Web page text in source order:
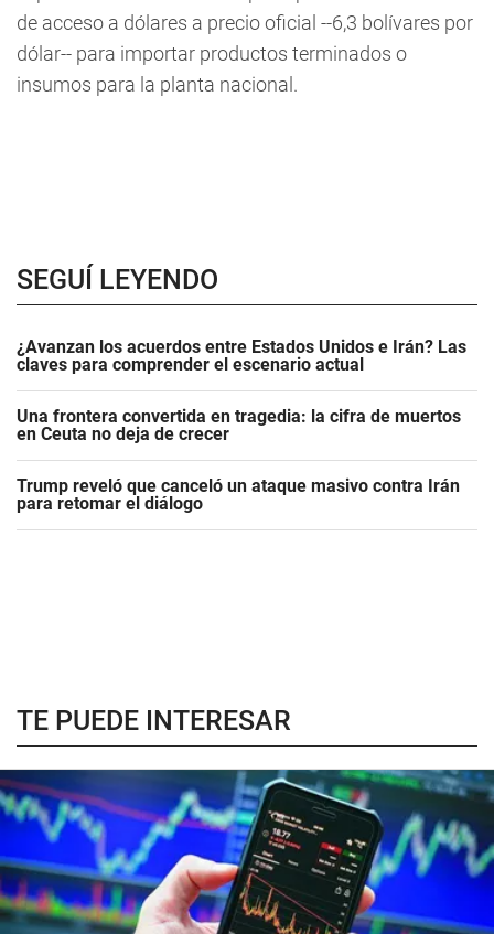
de acceso a dólares a precio oficial --6,3 bolívares por
dólar-- para importar productos terminados o
insumos para la planta nacional.
SEGUÍ LEYENDO
¿Avanzan los acuerdos entre Estados Unidos e Irán? Las
claves para comprender el escenario actual
Una frontera convertida en tragedia: la cifra de muertos
en Ceuta no deja de crecer
Trump reveló que canceló un ataque masivo contra Irán
para retomar el diálogo
TE PUEDE INTERESAR